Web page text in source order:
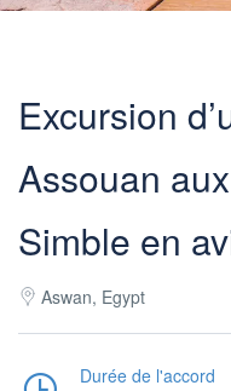
Excursion
Assouan
Simble en
Aswan, Egypt
Durée de l'accord